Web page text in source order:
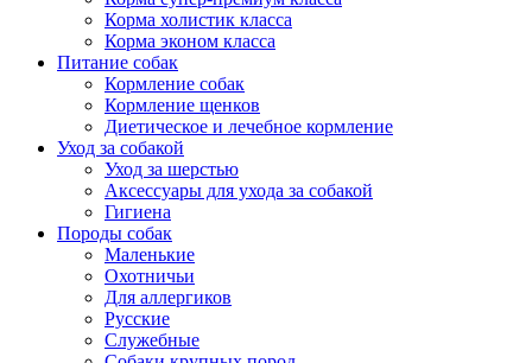
Корма холистик класса
Корма эконом класса
Питание собак
Кормление собак
Кормление щенков
Диетическое и лечебное кормление
Уход за собакой
Уход за шерстью
Аксессуары для ухода за собакой
Гигиена
Породы собак
Маленькие
Охотничьи
Для аллергиков
Русские
Служебные